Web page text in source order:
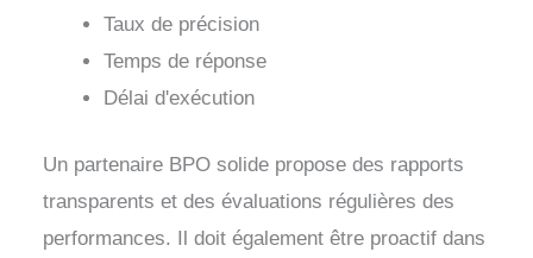
Taux de précision
Temps de réponse
Délai d'exécution
Un partenaire BPO solide propose des rapports
transparents et des évaluations régulières des
performances. Il doit également être proactif dans